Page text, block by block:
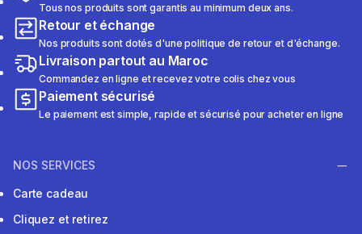
Tous nos produits sont garantis au minimum deux ans.
Retour et échange
Nos produits sont dotés d'une politique de retour et d'échange.
Livraison partout au Maroc
Commandez en ligne et recevez votre colis chez vous
Paiement sécurisé
Le paiement est simple, rapide et sécurisé pour acheter en ligne
NOS SERVICES
Carte cadeau
Cliquez et retirez